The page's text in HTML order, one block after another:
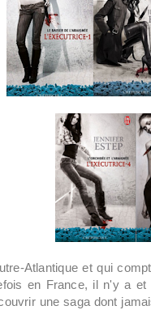
Atlantique et qui
en France, il n'y a
une saga dont